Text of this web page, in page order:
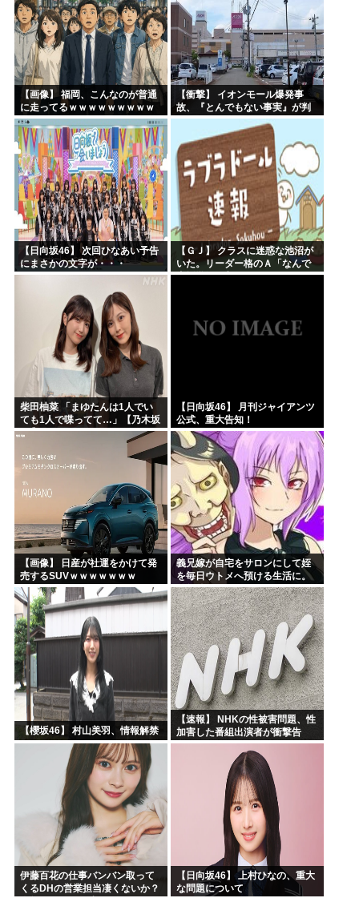
【画像】 福岡、こんなのが普通
に走ってるｗｗｗｗｗｗｗｗｗ
ｗｗｗｗｗｗｗ
【衝撃】 イオンモール爆発事
故、『とんでもない事実』が判
明してしまう・・・・・・
【日向坂46】 次回ひなあい予告
にまさかの文字が・・・
【ＧＪ】 クラスに迷惑な池沼が
いた。リーダー格のＡ「なんで
支援学級に入れないんです
柴田柚菜 「まゆたんは1人でい
ても1人で喋ってて…」【乃木坂
46】
【日向坂46】 月刊ジャイアンツ
公式、重大告知！
【画像】 日産が社運をかけて発
売するSUVｗｗｗｗｗｗｗ
義兄嫁が自宅をサロンにして姪
を毎日ウトメへ預ける生活に。
数年後、そのツケが一気に回っ
てきて…
【櫻坂46】 村山美羽、情報解禁
【速報】 NHKの性被害問題、性
加害した番組出演者が衝撃告
白！
伊藤百花の仕事バンバン取って
くるDHの営業担当凄くないか？
【日向坂46】 上村ひなの、重大
な問題について